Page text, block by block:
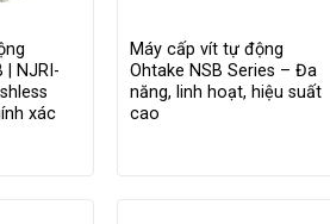
| NJRI-
xác
Máy cấp vít tự động
Ohtake NSB Series – Đa
năng, linh hoạt, hiệu suất
cao